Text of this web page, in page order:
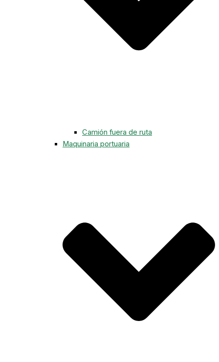
Camión fuera de ruta
Maquinaria portuaria